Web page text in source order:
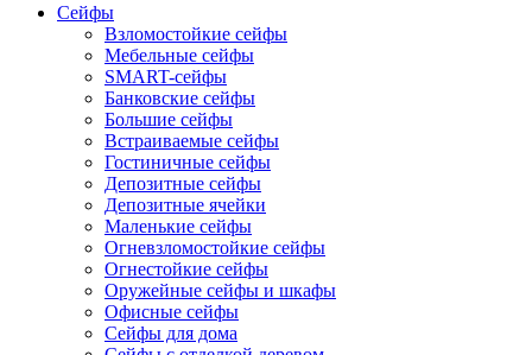
Сейфы
Взломостойкие сейфы
Мебельные сейфы
SMART-сейфы
Банковские сейфы
Большие сейфы
Встраиваемые сейфы
Гостиничные сейфы
Депозитные сейфы
Депозитные ячейки
Маленькие сейфы
Огневзломостойкие сейфы
Огнестойкие сейфы
Оружейные сейфы и шкафы
Офисные сейфы
Сейфы для дома